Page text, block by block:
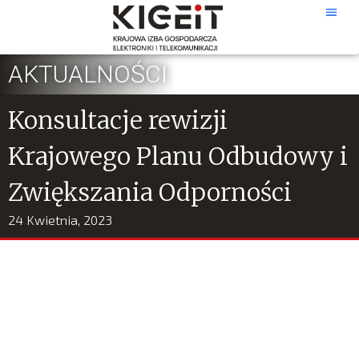
AKTUALNOŚCI
Konsultacje rewizji
Krajowego Planu Odbudowy i
Zwiększania Odporności
24 Kwietnia, 2023